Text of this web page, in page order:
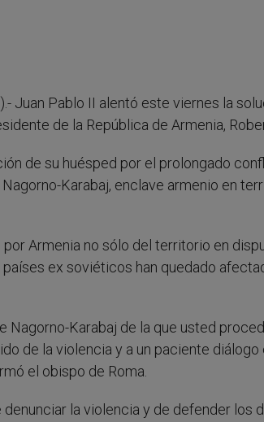
).- Juan Pablo II alentó este viernes la
de la República de Armenia,
de su huésped por el prolongado
Karabaj, enclave armenio en
Armenia no sólo del territorio en
ex soviéticos han quedado
Nagorno-Karabaj de la que usted
de la violencia y a un paciente diálogo
el obispo de Roma.
la violencia y de defender los